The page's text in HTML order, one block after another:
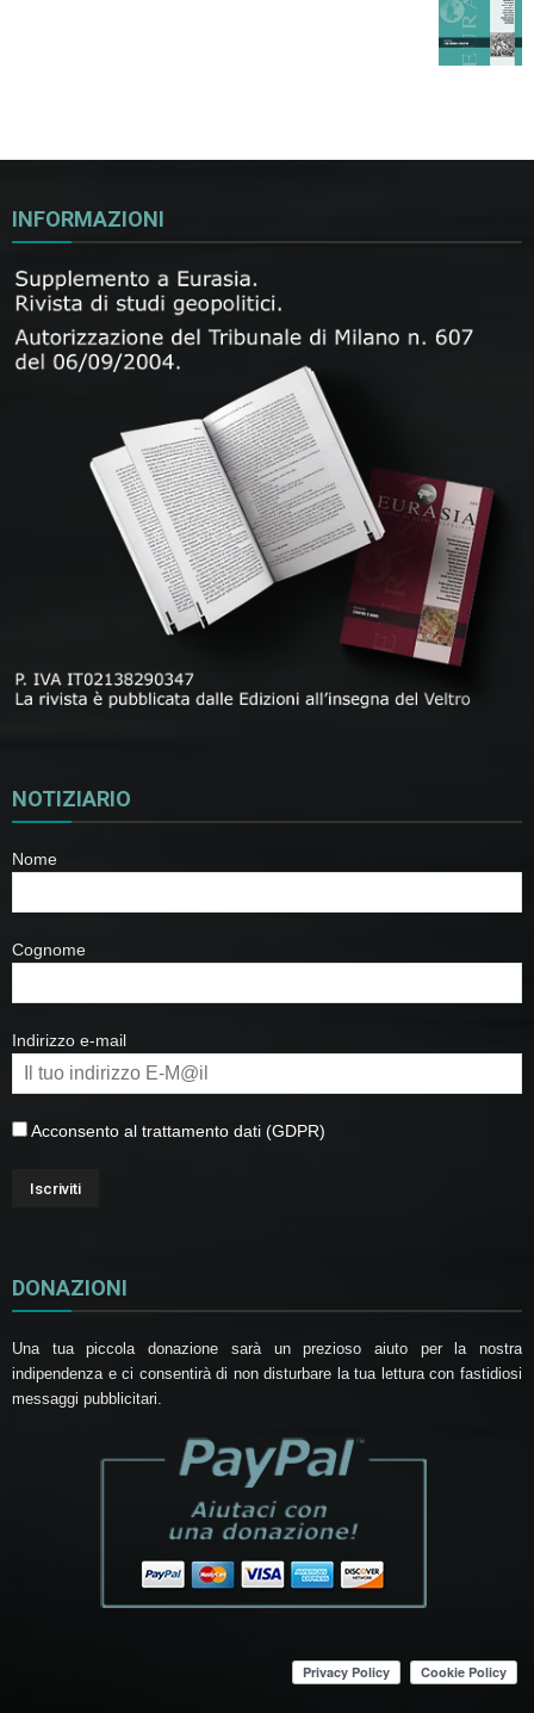
INFORMAZIONI
NOTIZIARIO
Nome
Cognome
Indirizzo e-mail
Acconsento al trattamento dati (GDPR)
DONAZIONI
Una tua piccola donazione sarà un prezioso aiuto per la nostra
indipendenza e ci consentirà di non disturbare la tua lettura con fastidiosi
messaggi pubblicitari.